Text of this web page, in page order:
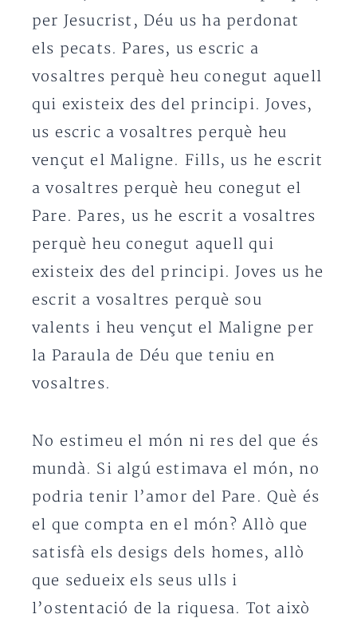
per Jesucrist, Déu us ha perdonat
els pecats. Pares, us escric a
vosaltres perquè heu conegut aquell
qui existeix des del principi. Joves,
us escric a vosaltres perquè heu
vençut el Maligne. Fills, us he escrit
a vosaltres perquè heu conegut el
Pare. Pares, us he escrit a vosaltres
perquè heu conegut aquell qui
existeix des del principi. Joves us he
escrit a vosaltres perquè sou
valents i heu vençut el Maligne per
la Paraula de Déu que teniu en
vosaltres.
No estimeu el món ni res del que és
mundà. Si algú estimava el món, no
podria tenir l’amor del Pare. Què és
el que compta en el món? Allò que
satisfà els desigs dels homes, allò
que sedueix els seus ulls i
l’ostentació de la riquesa. Tot això